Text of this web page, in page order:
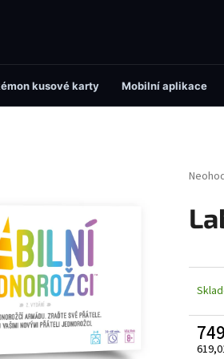
kusové karty Mobilní aplikace
produktu
je
5
najít?